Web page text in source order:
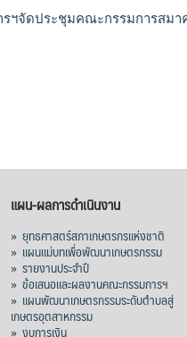
ฯจัดประชุมคณะกรรมการสมา
แผน-ผลการดำเนินงาน
» ยุทธศาสตร์สภาเกษตรกรแห่งชาติ
» แผนแม่บทเพื่อพัฒนาเกษตรกรรม
» รายงานประจำปี
» ข้อเสนอและผลงานคณะกรรมการฯ
» แผนพัฒนาเกษตรกรรมระดับตำบลสู่
เกษตรอุตสาหกรรม
» งบการเงิน